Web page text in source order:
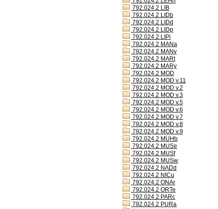
792.024.2 LIB
792.024.2 LIDb
792.024.2 LIDd
792.024.2 LIDp
792.024.2 LIPi
792.024.2 MANa
792.024.2 MANv
792.024.2 MARt
792.024.2 MARy
792.024.2 MOD
792.024.2 MOD v.11
792.024.2 MOD v.2
792.024.2 MOD v.3
792.024.2 MOD v.5
792.024.2 MOD v.6
792.024.2 MOD v.7
792.024.2 MOD v.8
792.024.2 MOD v.9
792.024.2 MUHb
792.024.2 MUSe
792.024.2 MUSf
792.024.2 MUSw
792.024.2 NADd
792.024.2 NICu
792.024.2 ONAr
792.024.2 ORTe
792.024.2 PARc
792.024.2 PURa